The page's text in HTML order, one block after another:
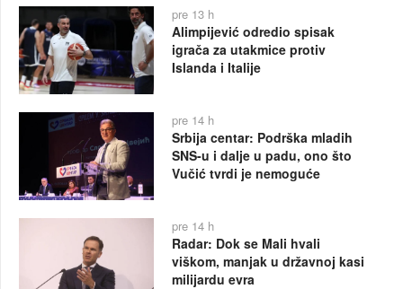
pre 13 h
Alimpijević odredio spisak
igrača za utakmice protiv
Islanda i Italije
pre 14 h
Srbija centar: Podrška mladih
SNS-u i dalje u padu, ono što
Vučić tvrdi je nemoguće
pre 14 h
Radar: Dok se Mali hvali
viškom, manjak u državnoj kasi
milijardu evra